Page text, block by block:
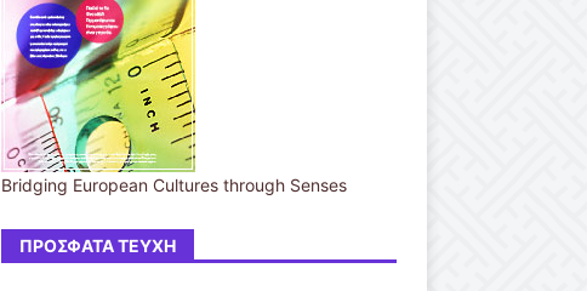
Bridging European Cultures through Senses
ΠΡΌΣΦΑΤΑ ΤΕΎΧΗ